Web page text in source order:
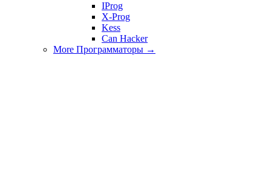
IProg
X-Prog
Kess
Can Hacker
More Программаторы →